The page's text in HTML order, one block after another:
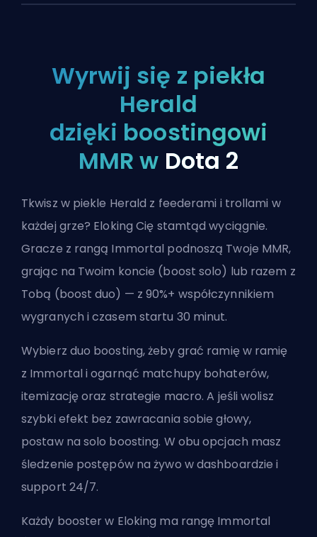
Wyrwij się z piekła
Herald
dzięki boostingowi
MMR w Dota 2
Tkwisz w piekle Herald z feederami i trollami w
każdej grze? Eloking Cię stamtąd wyciągnie.
Gracze z rangą Immortal podnoszą Twoje MMR,
grając na Twoim koncie (boost solo) lub razem z
Tobą (boost duo) — z 90%+ współczynnikiem
wygranych i czasem startu 30 minut.
Wybierz duo boosting, żeby grać ramię w ramię
z Immortal i ogarnąć matchupy bohaterów,
itemizację oraz strategie macro. A jeśli wolisz
szybki efekt bez zawracania sobie głowy,
postaw na solo boosting. W obu opcjach masz
śledzenie postępów na żywo w dashboardzie i
support 24/7.
Każdy booster w Eloking ma rangę Immortal